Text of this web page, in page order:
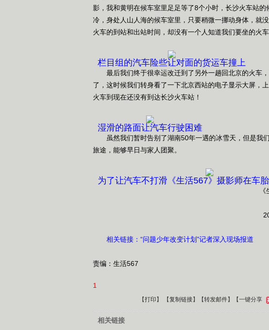
影，我和黄明在候车室里足足等了8个小时，长沙火车站
冷，身处人山人海的候车室里，只要稍微一挪动身体，就
火车的到站和出站时间，却没有一个人知道我们要坐的火
栏目组的汽车险些让对面的货运车撞上
最后我们终于很幸运改迁到了另外一趟回北京的火车
了，这时候我们转身看了一下北京西站的电子显示大屏，
火车到现在还没有到达长沙火车站！
湿滑的路面让汽车行驶困难
虽然我们暂时告别了湖南50年一遇的冰雪天，但是我
旅途，能够早日与家人团聚。
为了让汽车不打滑《生活567》摄影师在车
《生活567》栏目
2008年1月
相关链接：“问题少年改变计划”记者深入现场报道
责编：生活567
1
【打印 】 【复制链接】【转发邮件】【一键分享
相关链接